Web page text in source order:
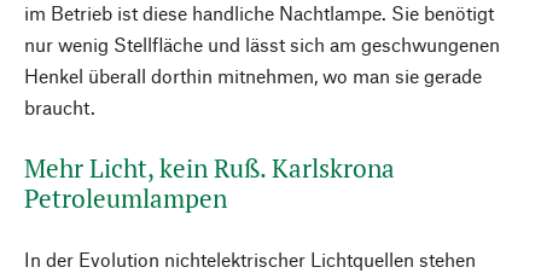
im Betrieb ist diese handliche Nachtlampe. Sie benötigt
nur wenig Stellfläche und lässt sich am geschwungenen
Henkel überall dorthin mitnehmen, wo man sie gerade
braucht.
Mehr Licht, kein Ruß. Karlskrona
Petroleumlampen
In der Evolution nichtelektrischer Lichtquellen stehen